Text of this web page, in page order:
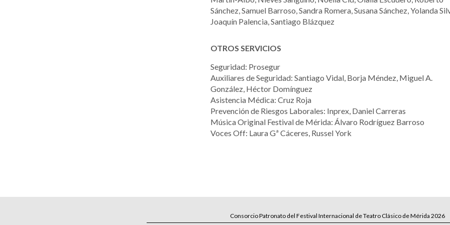
Sánchez, Samuel Barroso, Sandra Romera, Susana Sánchez, Yolanda
Joaquín Palencia, Santiago Blázquez
OTROS SERVICIOS
Seguridad: Prosegur
Auxiliares de Seguridad: Santiago Vidal, Borja Méndez, Miguel A.
González, Héctor Domínguez
Asistencia Médica: Cruz Roja
Prevención de Riesgos Laborales: Inprex, Daniel Carreras
Música Original Festival de Mérida: Álvaro Rodríguez Barroso
Voces Off: Laura Gª Cáceres, Russel York
Consorcio Patronato del Festival Internacional de Teatro Clásico de Mérida 2026